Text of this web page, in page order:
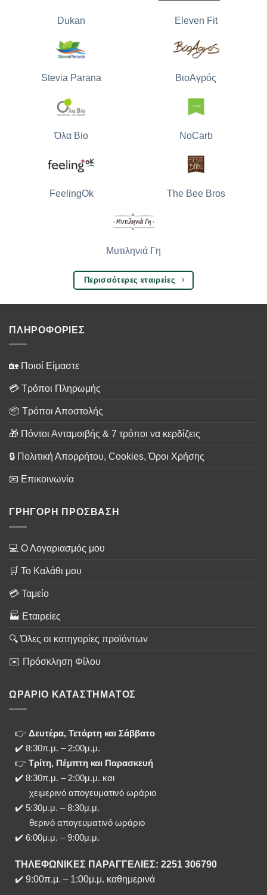
Dukan Eleven Fit
Stevia Parana ΒιοΑγρός
Όλα Bio NoCarb
FeelingOk The Bee Bros
Μυτιληνιά Γη
Περισσότερες εταιρείες
ΠΛΗΡΟΦΟΡΙΕΣ
🏡 Ποιοί Είμαστε
💳 Τρόποι Πληρωμής
📦 Τρόποι Αποστολής
🎁 Πόντοι Ανταμοιβής & 7 τρόποι να κερδίζεις
🔒 Πολιτική Απορρήτου, Cookies, Όροι Χρήσης
📧 Επικοινωνία
ΓΡΗΓΟΡΗ ΠΡΟΣΒΑΣΗ
💻 Ο Λογαριασμός μου
🛒 Το Καλάθι μου
💳 Ταμείο
🏭 Εταιρείες
🔍 Όλες οι κατηγορίες προϊόντων
✉️ Πρόσκληση Φίλου
ΩΡΑΡΙΟ ΚΑΤΑΣΤΗΜΑΤΟΣ
👉 Δευτέρα, Τετάρτη και Σάββατο
✔️ 8:30π.μ. – 2:00μ.μ.
👉 Τρίτη, Πέμπτη και Παρασκευή
✔️ 8:30π.μ. – 2:00μ.μ. και
χειμερινό απογευματινό ωράριο
✔️ 5:30μ.μ. – 8:30μ.μ.
θερινό απογευματινό ωράριο
✔️ 6:00μ.μ. – 9:00μ.μ.
ΤΗΛΕΦΩΝΙΚΕΣ ΠΑΡΑΓΓΕΛΙΕΣ: 2251 306790
✔️ 9:00π.μ. –1:00μ.μ. καθημερινά